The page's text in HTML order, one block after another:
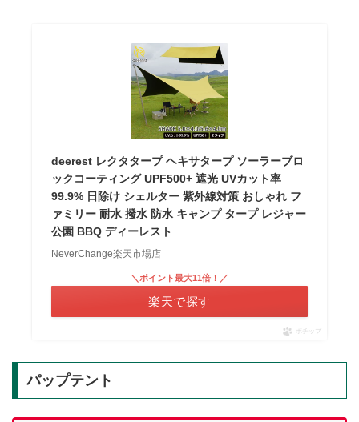
deerest レクタタープ ヘキサタープ ソーラーブロ
ックコーティング UPF500+ 遮光 UVカット率
99.9% 日除け シェルター 紫外線対策 おしゃれ フ
ァミリー 耐水 撥水 防水 キャンプ タープ レジャー
公園 BBQ ディーレスト
NeverChange楽天市場店
＼ポイント最大11倍！／
楽天で探す
ポチップ
パップテント